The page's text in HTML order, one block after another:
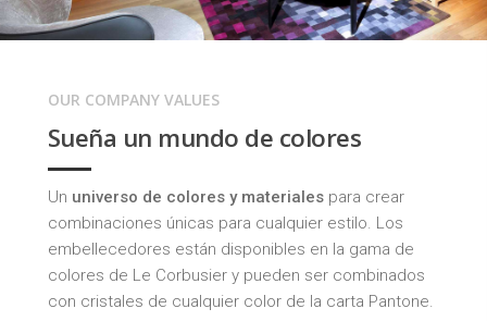
OUR COMPANY VALUES
Sueña un mundo de colores
Un universo de colores y materialespara crear
combinaciones únicas para cualquier estilo. Los
embellecedores están disponibles en la gama de
colores de Le Corbusiery pueden ser combinados
con cristales de cualquier color de la carta Pantone.